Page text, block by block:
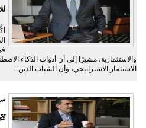
والاستثمارية، مشيرًا إلى أن أدوات الذكاء
الاستثمار الاستراتيجي، وأن الشباب الذين...